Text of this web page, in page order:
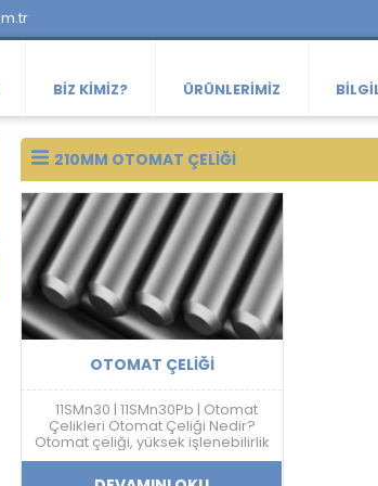
BIZ KIMIZ? ÜRÜNLERIMIZ
210MM OTOMAT ÇELIĞI
OTOMAT ÇELIĞI
11SMn30 | 11SMn30Pb | Otomat
Çelikleri Otomat Çeliği Nedir?
Otomat çeliği, yüksek işlenebilirlik
özelliği sayesinde talaşlı imalat
sektöründe kullanılan özel bir